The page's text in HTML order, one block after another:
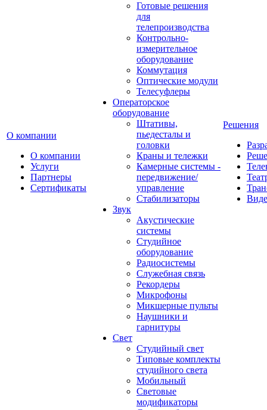
О компании
О компании
Услуги
Партнеры
Сертификаты
Готовые решения
для
телепроизводства
Контрольно-
измерительное
оборудование
Коммутация
Оптические модули
Телесуфлеры
Операторское
оборудование
Штативы,
пьедесталы и
головки
Краны и тележки
Камерные системы -
передвижение/
управление
Стабилизаторы
Звук
Акустические
системы
Студийное
оборудование
Радиосистемы
Служебная связь
Рекордеры
Микрофоны
Микшерные пульты
Наушники и
гарнитуры
Свет
Студийный свет
Типовые комплекты
студийного света
Мобильный
Световые
модификаторы
Решения